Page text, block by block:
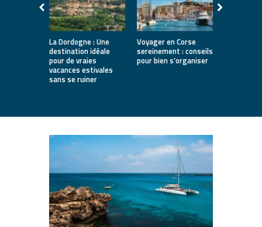
La Dordogne : Une
destination idéale
pour de vraies
vacances estivales
sans se ruiner
Voyager en Corse
sereinement : conseils
pour bien s’organiser